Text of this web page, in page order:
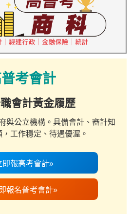
考會計
會計黃金履歷
與公立機構。具備會計、審計知
工作穩定、待遇優渥。
即報高考會計»
報名普考會計»